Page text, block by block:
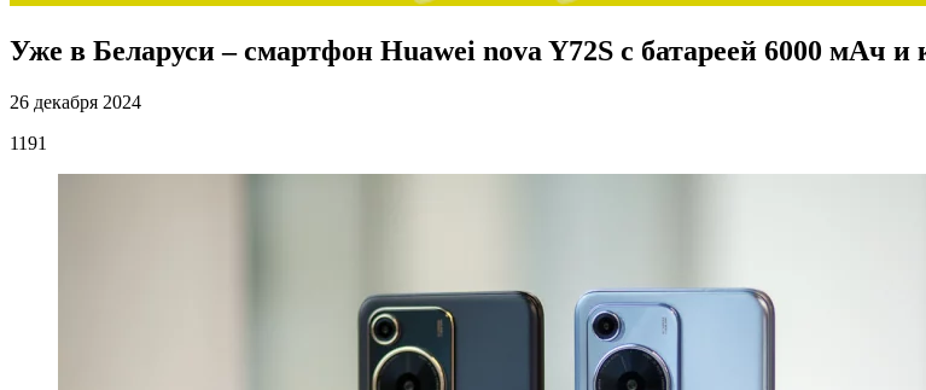
Уже в Беларуси – смартфон Huawei nova Y72S с батареей 6000 мАч
26 декабря 2024
1191